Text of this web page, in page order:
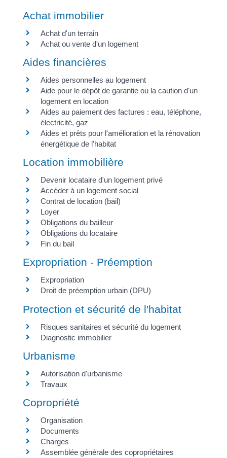
Achat immobilier
Achat d'un terrain
Achat ou vente d'un logement
Aides financières
Aides personnelles au logement
Aide pour le dépôt de garantie ou la caution d'un
logement en location
Aides au paiement des factures : eau, téléphone,
électricité, gaz
Aides et prêts pour l'amélioration et la rénovation
énergétique de l'habitat
Location immobilière
Devenir locataire d'un logement privé
Accéder à un logement social
Contrat de location (bail)
Loyer
Obligations du bailleur
Obligations du locataire
Fin du bail
Expropriation - Préemption
Expropriation
Droit de préemption urbain (DPU)
Protection et sécurité de l'habitat
Risques sanitaires et sécurité du logement
Diagnostic immobilier
Urbanisme
Autorisation d'urbanisme
Travaux
Copropriété
Organisation
Documents
Charges
Assemblée générale des copropriétaires